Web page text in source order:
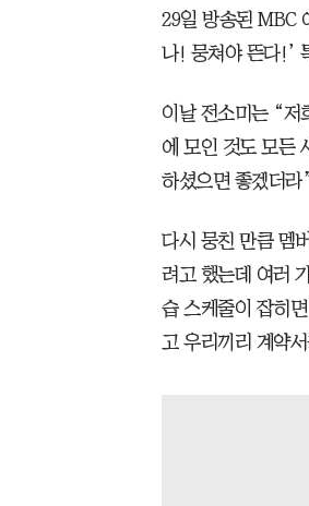
29일 방송된 MBC
나! 뭉쳐야 뜬다!’
이날 전소미는 “저
에 모인 것도 모든
하셨으면 좋겠더라
다시 뭉친 만큼 멤
려고 했는데 여러
습 스케줄이 잡히
고 우리끼리 계약